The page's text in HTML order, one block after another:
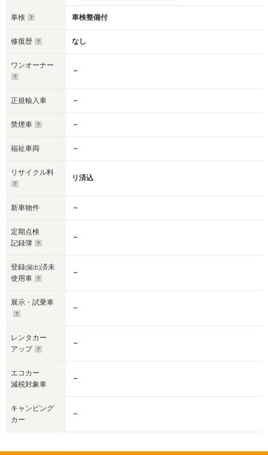
車検 車検整備付
修復歴 なし
ワンオーナー
－
正規輸入車 －
禁煙車 －
福祉車両 －
リサイクル料
リ済込
新車物件 －
定期点検
記録簿
－
登録(届出)済未
使用車
－
展示・試乗車
－
レンタカー
アップ
－
エコカー
減税対象車
－
キャンピング
カー
－